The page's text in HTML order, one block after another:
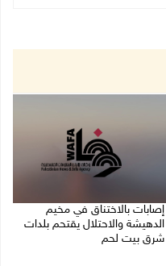
إصابات بالاختناق في مخيم
الدهيشة والاحتلال يقتحم بلدات
شرق بيت لحم